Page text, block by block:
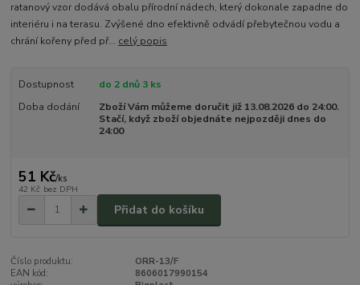
ratanový vzor dodává obalu přírodní nádech, který dokonale zapadne do
interiéru i na terasu. Zvýšené dno efektivně odvádí přebytečnou vodu a
chrání kořeny před př... celý popis
Dostupnost
do 2 dnů 3 ks
Doba dodání
Zboží Vám můžeme doručit již 13.08.2026 do 24:00.
Stačí, když zboží objednáte nejpozději dnes do
24:00
51 Kč/ks
42 Kč bez DPH
Přidat do košíku
Číslo produktu:
ORR-13/F
EAN kód:
8606017990154